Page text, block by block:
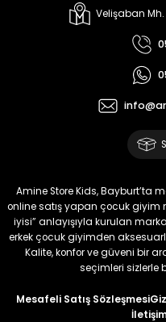
Velişaban
Amine Store Kids, Bayburt’ta
online satış yapan çocuk giyim
iyisi” anlayışıyla kurulan
erkek çocuk giyimden
Kalite, konfor ve güveni bir
seçimleri sizlerle
Mesafeli Satış Sözleşmesi